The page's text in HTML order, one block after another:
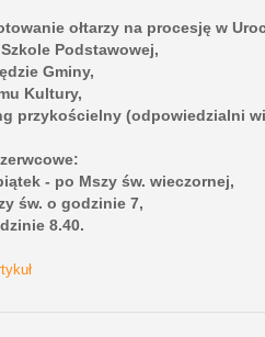
ołtarzy na procesję w
Podstawowej,
Gminy,
Kultury,
przykościelny (odpowiedzialni
- po Mszy św. wieczornej,
św. o godzinie 7,
8.40.